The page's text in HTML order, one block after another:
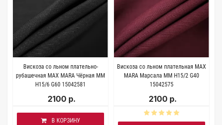
Вискоза со льном плательно-
рубашечная MAX MARA Чёрная MM
H15/6 G60 15042581
2100 р.
В КОРЗИНУ
Вискоза со льном плательная MAX
MARA Марсала MM H15/2 G40
15042575
2100 р.